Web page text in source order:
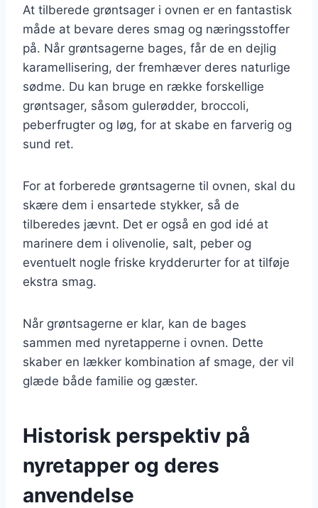
At tilberede grøntsager i ovnen er en fantastisk
måde at bevare deres smag og næringsstoffer
på. Når grøntsagerne bages, får de en dejlig
karamellisering, der fremhæver deres naturlige
sødme. Du kan bruge en række forskellige
grøntsager, såsom gulerødder, broccoli,
peberfrugter og løg, for at skabe en farverig og
sund ret.
For at forberede grøntsagerne til ovnen, skal du
skære dem i ensartede stykker, så de
tilberedes jævnt. Det er også en god idé at
marinere dem i olivenolie, salt, peber og
eventuelt nogle friske krydderurter for at tilføje
ekstra smag.
Når grøntsagerne er klar, kan de bages
sammen med nyretapperne i ovnen. Dette
skaber en lækker kombination af smage, der vil
glæde både familie og gæster.
Historisk perspektiv på
nyretapper og deres
anvendelse